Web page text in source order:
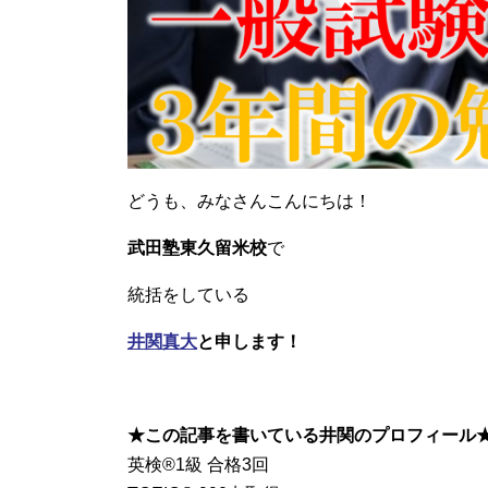
どうも、みなさんこんにちは！
武田塾東久留米校で
統括をしている
井関真大と申します！
★この記事を書いている井関のプロフィール
英検®︎1級 合格3回